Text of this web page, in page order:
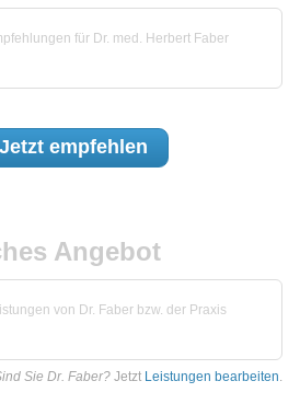
für Dr. med. Herbert Faber
Jetzt empfehlen
Angebot
von Dr. Faber bzw. der Praxis
Sie Dr. Faber? Jetzt Leistungen bearbeiten.